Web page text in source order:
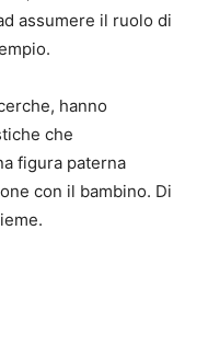
assumere il ruolo di
hanno
che
figura paterna
con il bambino. Di